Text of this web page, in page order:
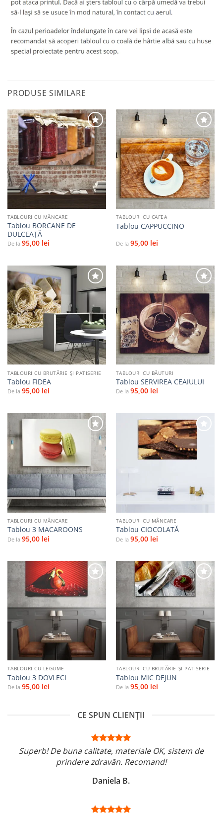
PRODUSE SIMILARE
Adaugă
la
favorite
TABLOURI CU MÂNCARE
Tablou BORCANE DE
DULCEAŢĂ
De la 95,00 lei
Adaugă
la
favorite
TABLOURI CU CAFEA
Tablou CAPPUCCINO
De la 95,00 lei
Adaugă
la
favorite
TABLOURI CU BRUTĂRIE ŞI PATISERIE
Tablou FIDEA
De la 95,00 lei
Adaugă
favorite
TABLOURI CU BĂUTURI
Tablou SERVIREA CEAIULUI
De la 95,00 lei
favorite
TABLOURI CU MÂNCARE
Tablou 3 MACAROONS
De la 95,00 lei
Adaugă
la
TABLOURI CU MÂNCARE
Tablou CIOCOLATĂ
De la 95,00 lei
la
favorite
TABLOURI CU LEGUME
Tablou 3 DOVLECI
De la 95,00 lei
la
favorite
TABLOURI CU BRUTĂRIE ŞI PATISERIE
Tablou MIC DEJUN
De la 95,00 lei
CE SPUN CLIENȚII
Superb! De buna calitate, materiale OK, sistem de
prindere zdravăn. Recomand!
Daniela B.